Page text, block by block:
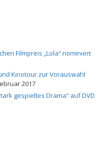
Filmpreis „Lola“ nominiert
Kinotour zur Vorauswahl
2017
gespieltes Drama“ auf DVD